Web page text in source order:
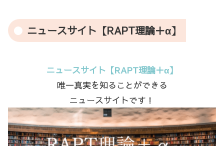
ニュースサイト【RAPT理論＋α】
ニュースサイト【RAPT理論＋α】
唯一真実を知ることができる
ニュースサイトです！